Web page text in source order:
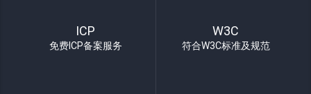
ICP
免费ICP备案服务
W3C
符合W3C标准及规范